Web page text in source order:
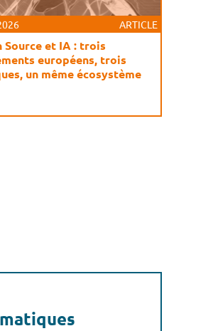
ARTICLE
Source et IA : trois
européens, trois
un même écosystème